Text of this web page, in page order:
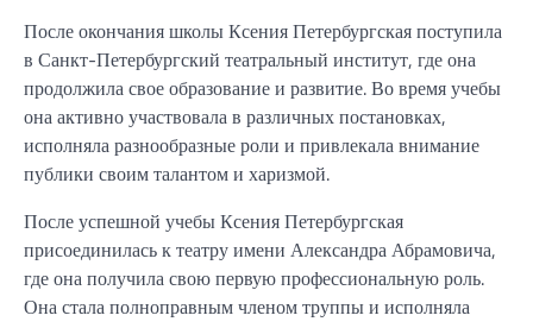
После окончания школы Ксения Петербургская поступила
в Санкт-Петербургский театральный институт, где она
продолжила свое образование и развитие. Во время учебы
она активно участвовала в различных постановках,
исполняла разнообразные роли и привлекала внимание
публики своим талантом и харизмой.
После успешной учебы Ксения Петербургская
присоединилась к театру имени Александра Абрамовича,
где она получила свою первую профессиональную роль.
Она стала полноправным членом труппы и исполняла